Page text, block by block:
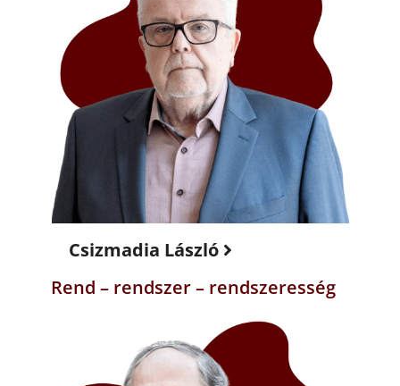
Csizmadia László
Rend – rendszer – rendszeresség